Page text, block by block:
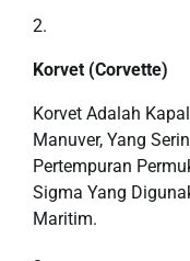
Korvet (Corvette)
Korvet Adalah
Manuver, Yang
Pertempuran
Sigma Yang
Maritim.